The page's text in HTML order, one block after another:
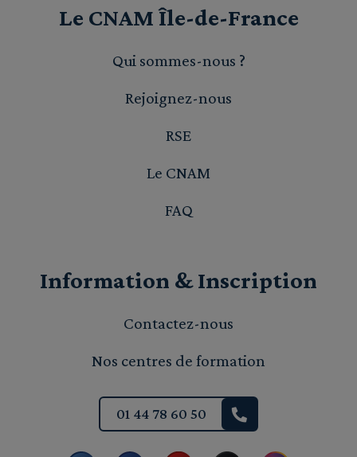
Le CNAM Île-de-France
Qui sommes-nous ?
Rejoignez-nous
RSE
Le CNAM
FAQ
Information & Inscription
Contactez-nous
Nos centres de formation
01 44 78 60 50